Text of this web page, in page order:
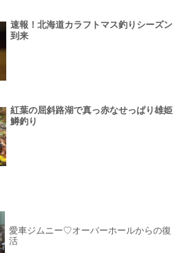
速報！北海道カラフトマス釣りシーズン
到来
紅葉の屈斜路湖で真っ赤なせっぱり雄姫
鱒釣り
愛車ジムニー♡オーバーホールからの復
活